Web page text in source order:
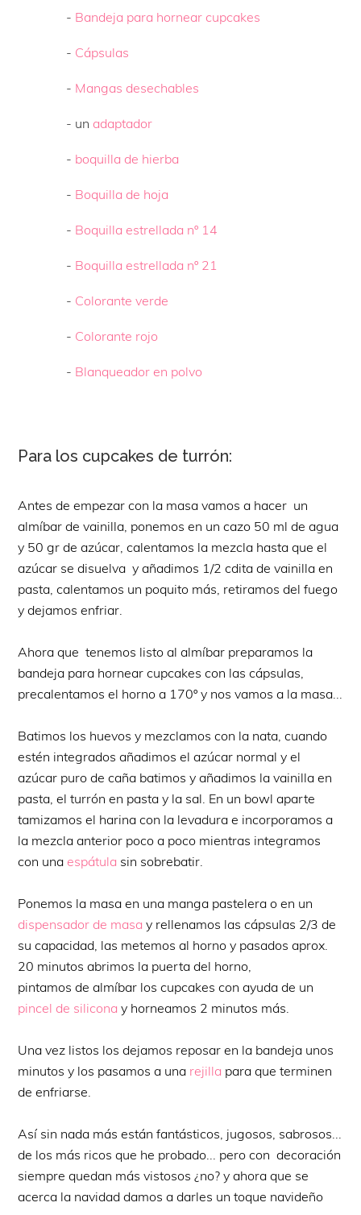
- Bandeja para hornear cupcakes
- Cápsulas
- Mangas desechables
- un adaptador
- boquilla de hierba
- Boquilla de hoja
- Boquilla estrellada nº 14
- Boquilla estrellada nº 21
- Colorante verde
- Colorante rojo
- Blanqueador en polvo
Para los cupcakes de turrón:
Antes de empezar con la masa vamos a hacer un
almíbar de vainilla, ponemos en un cazo 50 ml de agua
y 50 gr de azúcar, calentamos la mezcla hasta que el
azúcar se disuelva y añadimos 1/2 cdita de vainilla en
pasta, calentamos un poquito más, retiramos del fuego
y dejamos enfriar.
Ahora que tenemos listo al almíbar preparamos la
bandeja para hornear cupcakes con las cápsulas,
precalentamos el horno a 170º y nos vamos a la masa...
Batimos los huevos y mezclamos con la nata, cuando
estén integrados añadimos el azúcar normal y el
azúcar puro de caña batimos y añadimos la vainilla en
pasta, el turrón en pasta y la sal. En un bowl aparte
tamizamos el harina con la levadura e incorporamos a
la mezcla anterior poco a poco mientras integramos
con unaespátula sin sobrebatir.
Ponemos la masa en una manga pastelera o en un
dispensador de masa y rellenamos las cápsulas 2/3 de
su capacidad, las metemos al horno y pasados aprox.
20 minutos abrimos la puerta del horno,
pintamos de almíbar los cupcakes con ayuda de un
pincel de silicona y horneamos 2 minutos más.
Una vez listos los dejamos reposar en la bandeja unos
minutos y los pasamos a una rejilla para que terminen
de enfriarse.
Así sin nada más están fantásticos, jugosos, sabrosos...
de los más ricos que he probado... pero con decoración
siempre quedan más vistosos ¿no? y ahora que se
acerca la navidad damos a darles un toque navideño